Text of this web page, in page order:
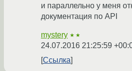
и параллельно у меня
документация по API
mystery ★★
24.07.2016 21:25:59
Ссылка